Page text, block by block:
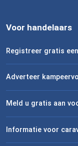
Voor handelaars
Registreer gratis
Adverteer
Meld u gratis aan
Informatie voor